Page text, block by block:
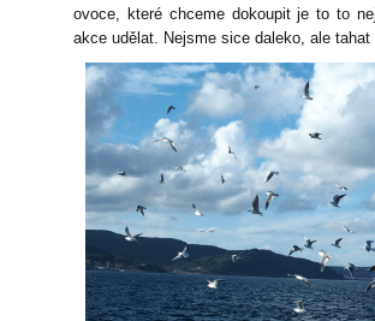
ovoce, které chceme dokoupit je to to
akce udělat. Nejsme sice daleko, ale